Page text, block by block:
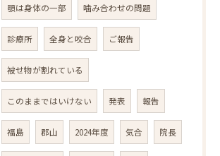
顎は身体の一部 噛み合わせの問題
診療所 全身と咬合 ご報告
被せ物が割れている
このままではいけない 発表 報告
福島 郡山 2024年度 気合 院長